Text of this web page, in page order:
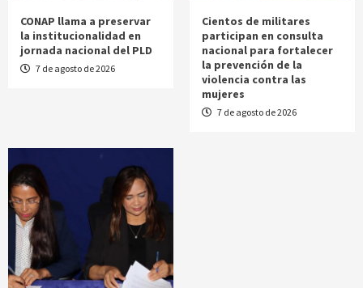
CONAP llama a preservar
la institucionalidad en
jornada nacional del PLD
7 de agosto de 2026
Cientos de militares
participan en consulta
nacional para fortalecer
la prevención de la
violencia contra las
mujeres
7 de agosto de 2026